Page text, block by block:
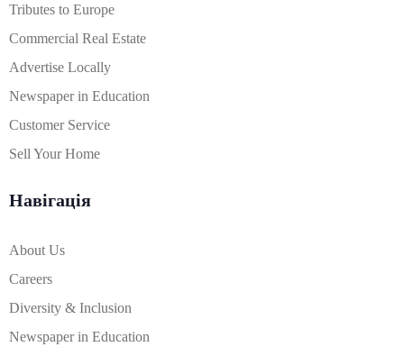
Tributes to Europe
Commercial Real Estate
Advertise Locally
Newspaper in Education
Customer Service
Sell Your Home
Навігація
About Us
Careers
Diversity & Inclusion
Newspaper in Education